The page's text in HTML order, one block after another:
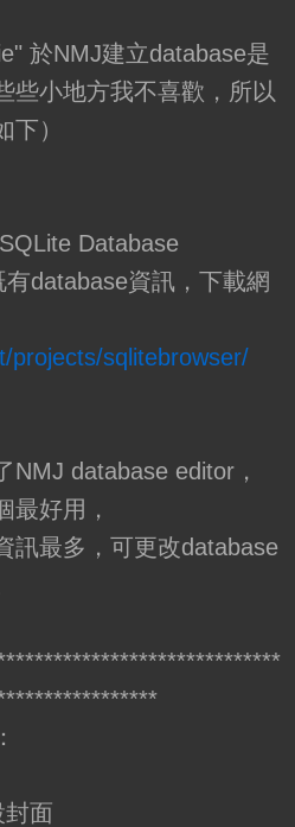
於NMJ建立database是
些小地方我不喜歡，所以
）
Database
database資訊，下載網
projects/sqlitebrowser/
NMJ database editor，
最好用，
訊最多，可更改database
封面